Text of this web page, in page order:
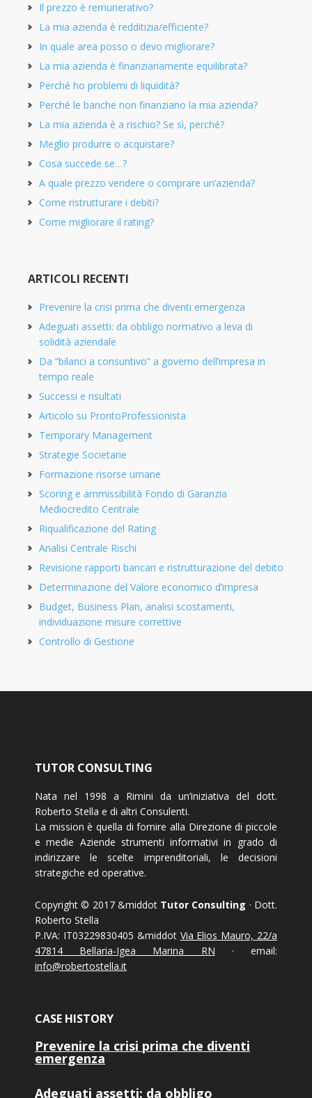
Il prezzo è remunerativo?
La mia azienda è redditizia/efficiente?
In quale area posso o devo migliorare?
La mia azienda è finanziariamente equilibrata?
Perché ho problemi di liquidità?
Perché le banche non finanziano la mia azienda?
La mia azienda è a rischio? Se sì, perché?
Meglio produrre o acquistare?
Cosa succede se…?
A quale prezzo vendere o comprare un’azienda?
Come ristrutturare i debiti?
Come migliorare il rating?
ARTICOLI RECENTI
Prevenire la crisi prima che diventi emergenza
Adeguati assetti: da obbligo normativo a leva di
solidità aziendale
Da “bilanci a consuntivo” a governo dell’impresa in
tempo reale
Successi e risultati
Articolo su ProntoProfessionista
Temporary Management
Strategie Societarie
Formazione risorse umane
Scoring e ammissibilità Fondo di Garanzia
Mediocredito Centrale
Riqualificazione del Rating
Analisi Centrale Rischi
Revisione rapporti bancari e ristrutturazione del debito
Determinazione del Valore economico d’impresa
Budget, Business Plan, analisi scostamenti,
individuazione misure correttive
Controllo di Gestione
TUTOR CONSULTING
Nata nel 1998 a Rimini da un’iniziativa del dott.
Roberto Stella e di altri Consulenti.
La mission è quella di fornire alla Direzione di piccole
e medie Aziende strumenti informativi in grado di
indirizzare le scelte imprenditoriali, le decisioni
strategiche ed operative.
Copyright © 2017 &middot Tutor Consulting · Dott.
Roberto Stella
P.IVA: IT03229830405 &middot Via Elios Mauro, 22/a
47814 Bellaria-Igea Marina RN · email:
info@robertostella.it
CASE HISTORY
Prevenire la crisi prima che diventi
emergenza
Adeguati assetti: da obbligo